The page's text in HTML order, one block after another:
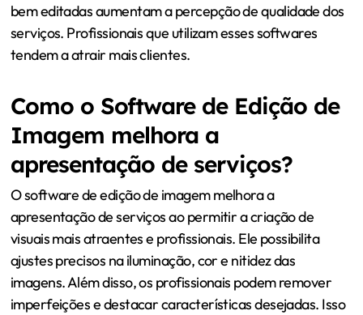
bem editadas aumentam a percepção de qualidade dos
serviços. Profissionais que utilizam esses softwares
tendem a atrair mais clientes.
Como o Software de Edição de
Imagem melhora a
apresentação de serviços?
O software de edição de imagem melhora a
apresentação de serviços ao permitir a criação de
visuais mais atraentes e profissionais. Ele possibilita
ajustes precisos na iluminação, cor e nitidez das
imagens. Além disso, os profissionais podem remover
imperfeições e destacar características desejadas. Isso